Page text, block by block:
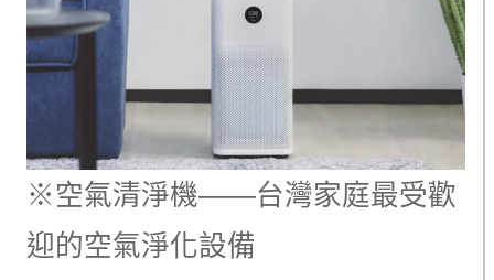
※空氣清淨機——台灣家庭最受歡
迎的空氣淨化設備